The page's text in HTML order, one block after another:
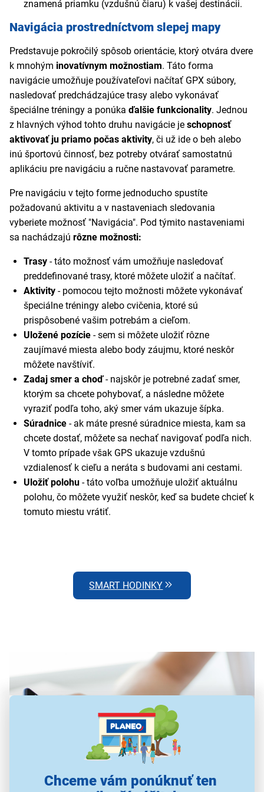
Chceme vám ponúknuť ten
znamená priamku (vzdušnú čiaru) k vašej destinácii.
Navigácia prostredníctvom slepej mapy
Predstavuje pokročilý spôsob orientácie, ktorý otvára dvere
k mnohým inovatívnym možnostiam. Táto forma
navigácie umožňuje používateľovi načítať GPX súbory,
nasledovať predchádzajúce trasy alebo vykonávať
špeciálne tréningy a ponúka ďalšie funkcionality. Jednou
z hlavných výhod tohto druhu navigácie je schopnosť
aktivovať ju priamo počas aktivity, či už ide o beh alebo
inú športovú činnosť, bez potreby otvárať samostatnú
aplikáciu pre navigáciu a ručne nastavovať parametre.
Pre navigáciu v tejto forme jednoducho spustíte
požadovanú aktivitu a v nastaveniach sledovania
vyberiete možnosť "Navigácia". Pod týmito nastaveniami
sa nachádzajú rôzne možnosti:
Trasy - táto možnosť vám umožňuje nasledovať
preddefinované trasy, ktoré môžete uložiť a načítať.
Aktivity - pomocou tejto možnosti môžete vykonávať
špeciálne tréningy alebo cvičenia, ktoré sú
prispôsobené vašim potrebám a cieľom.
Uložené pozície - sem si môžete uložiť rôzne
zaujímavé miesta alebo body záujmu, ktoré neskôr
môžete navštíviť.
Zadaj smer a choď- najskôr je potrebné zadať smer,
ktorým sa chcete pohybovať, a následne môžete
vyraziť podľa toho, aký smer vám ukazuje šípka.
Súradnice - ak máte presné súradnice miesta, kam sa
chcete dostať, môžete sa nechať navigovať podľa nich.
V tomto prípade však GPS ukazuje vzdušnú
vzdialenosť k cieľu a neráta s budovami ani cestami.
Uložiť polohu - táto voľba umožňuje uložiť aktuálnu
polohu, čo môžete využiť neskôr, keď sa budete chcieť k
tomuto miestu vrátiť.
SMART HODINKY